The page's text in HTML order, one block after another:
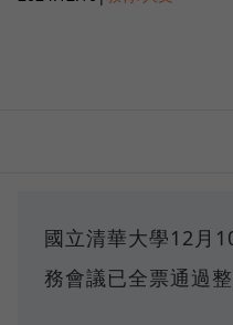
國立清華大學12月
務會議已全票通過